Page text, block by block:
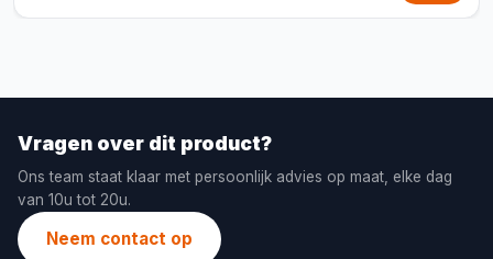
Vragen over dit product?
Ons team staat klaar met persoonlijk advies op maat, elke dag
van 10u tot 20u.
Neem contact op